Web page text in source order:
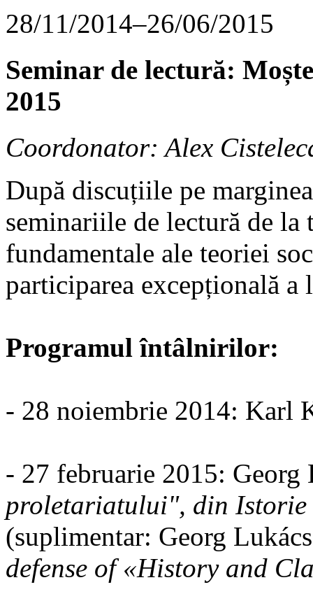
28/11/2014–26/06/2015
Seminar de lectură:
2015
Coordonator: Alex
După discuțiile pe
seminariile de lectură de
fundamentale ale teoriei
participarea excepțională a
Programul întâlnirilor:
- 28 noiembrie 2014: Karl
- 27 februarie 2015:
proletariatului", din Istorie
(suplimentar: Georg
defense of «History and